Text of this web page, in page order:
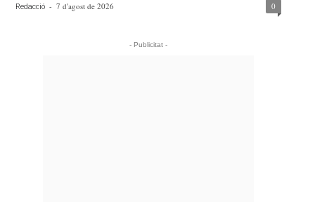
Redacció - 7 d'agost de 2026 0
- Publicitat -